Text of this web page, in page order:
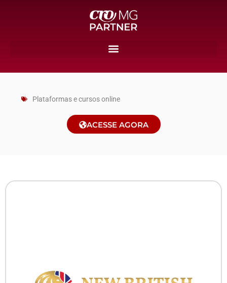
Plataformas e cursos online
ACESSE AGORA